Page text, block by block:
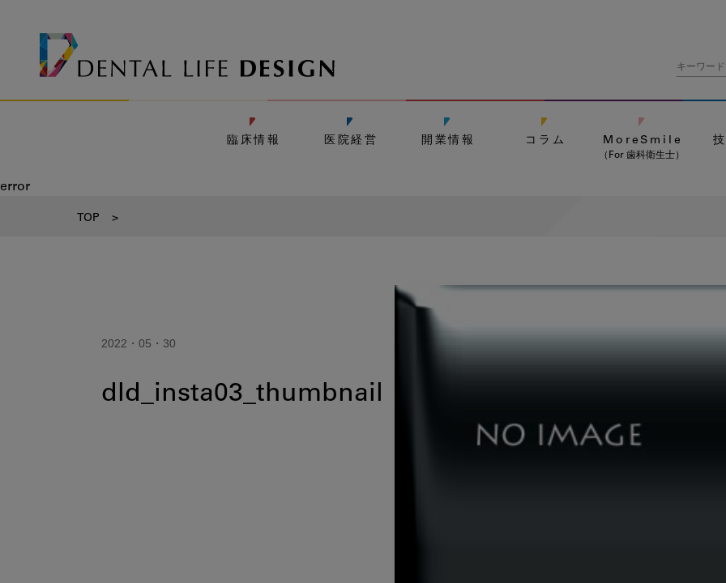
臨床情報 医院経営 開業情報 コラム MoreSmile
（For 歯科衛生士）
error
TOP >
2022・05・30
dld_insta03_thumbnail